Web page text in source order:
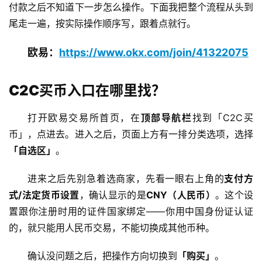
付款之后不知道下一步怎么操作。下面我把整个流程从头到
尾走一遍，按实际操作顺序写，跟着点就行。
欧易： https://www.okx.com/join/41322075
C2C买币入口在哪里找？
打开欧易交易所首页，在顶部导航栏找到「C2C买
币」，点进去。进入之后，页面上方有一排分类选项，选择
「自选区」 。
进来之后先别急着选商家，先看一眼右上角的支付方
式/法定货币设置 ，确认显示的是CNY（人民币）。这个设
置跟你注册时用的证件国家绑定——你用中国身份证认证
的，就只能用人民币交易，不能切换成其他币种。
确认没问题之后，把操作方向切换到 「购买」 。